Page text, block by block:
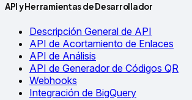
API y Herramientas de Desarrollador
Descripción General de API
API de Acortamiento de Enlaces
API de Análisis
API de Generador de Códigos QR
Webhooks
Integración de BigQuery